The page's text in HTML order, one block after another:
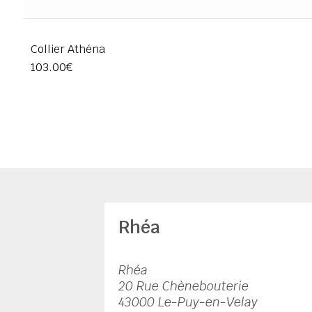
Collier Athéna
103.00€
Rhéa
Rhéa
20 Rue Chènebouterie
43000 Le-Puy-en-Velay